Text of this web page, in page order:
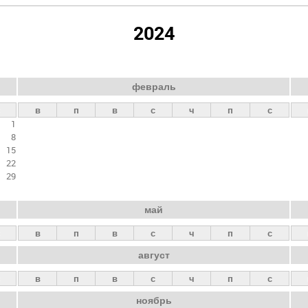
2024
1
8
15
22
29
февраль
в п в с ч п с
май
в п в с ч п с
август
в п в с ч п с
ноябрь